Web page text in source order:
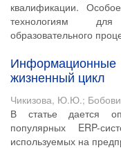
квалификации.
технологиям для
образовательного
Информационные
жизненный цикл
Чикизова, Ю.Ю.;
В статье дается
популярных ERP-
используемых на